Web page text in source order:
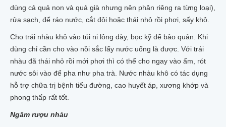
dùng cả quả non và quả già nhưng nên phân riêng ra từng loại),
rửa sạch, để ráo nước, cắt đôi hoặc thái nhỏ rồi phơi, sấy khô.
Cho trái nhàu khô vào túi ni lông dày, bọc kỹ để bảo quản. Khi
dùng chỉ cần cho vào nồi sắc lấy nước uống là được. Với trái
nhàu đã thái nhỏ rồi mới phơi thì có thể cho ngay vào ấm, rót
nước sôi vào để pha như pha trà. Nước nhàu khô có tác dụng
hỗ trợ chữa trị bệnh tiểu đường, cao huyết áp, xương khớp và
phong thấp rất tốt.
Ngâm rượu nhàu